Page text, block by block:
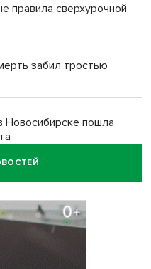
правила сверхурочной
забил тростью
пошла